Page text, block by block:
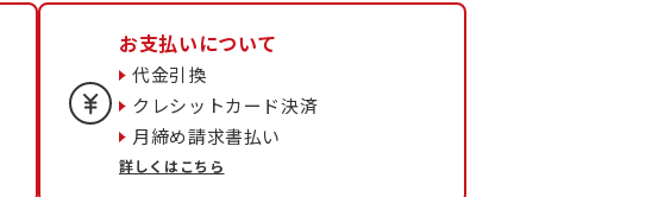
お支払いについて
代金引換
クレシットカード決済
月締め請求書払い
詳しくはこちら